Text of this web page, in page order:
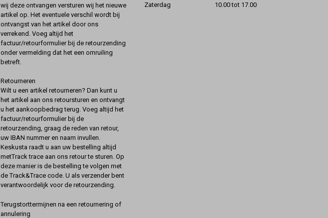
wij deze ontvangen versturen wij het nieuwe
artikel op. Het eventuele verschil wordt bij
ontvangst van het artikel door ons
verrekend. Voeg altijd het
factuur/retourformulier bij de retourzending
onder vermelding dat het een omruiling
betreft.
Retourneren
Wilt u een artikel retourneren? Dan kunt u
het artikel aan ons retoursturen en ontvangt
u het aankoopbedrag terug. Voeg altijd het
factuur/retourformulier bij de
retourzending, graag de reden van retour,
uw IBAN nummer en naam invullen.
Keskusta raadt u aan uw bestelling altijd
metTrack trace aan ons retour te sturen. Op
deze manier is de bestelling te volgen met
de Track&Trace code. U als verzender bent
verantwoordelijk voor de retourzending.
Terugstorttermijnen na een retournering of
annulering
Zaterdag
10.00 tot 17.00